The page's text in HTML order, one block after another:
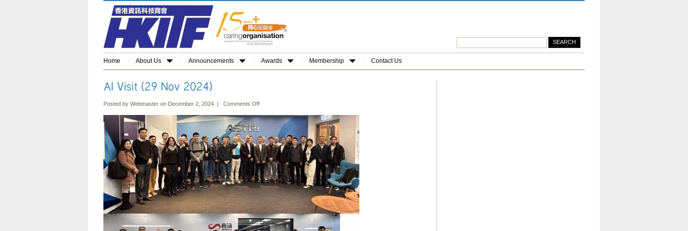
Home About Us Announcements Awards Membership Contact Us
Posted by Webmaster on December 2, 2024 | Comments Off